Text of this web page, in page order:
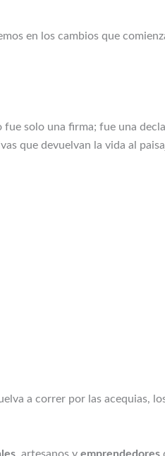
en los cambios que
solo una firma; fue una
que devuelvan la vida al
a correr por las acequias,